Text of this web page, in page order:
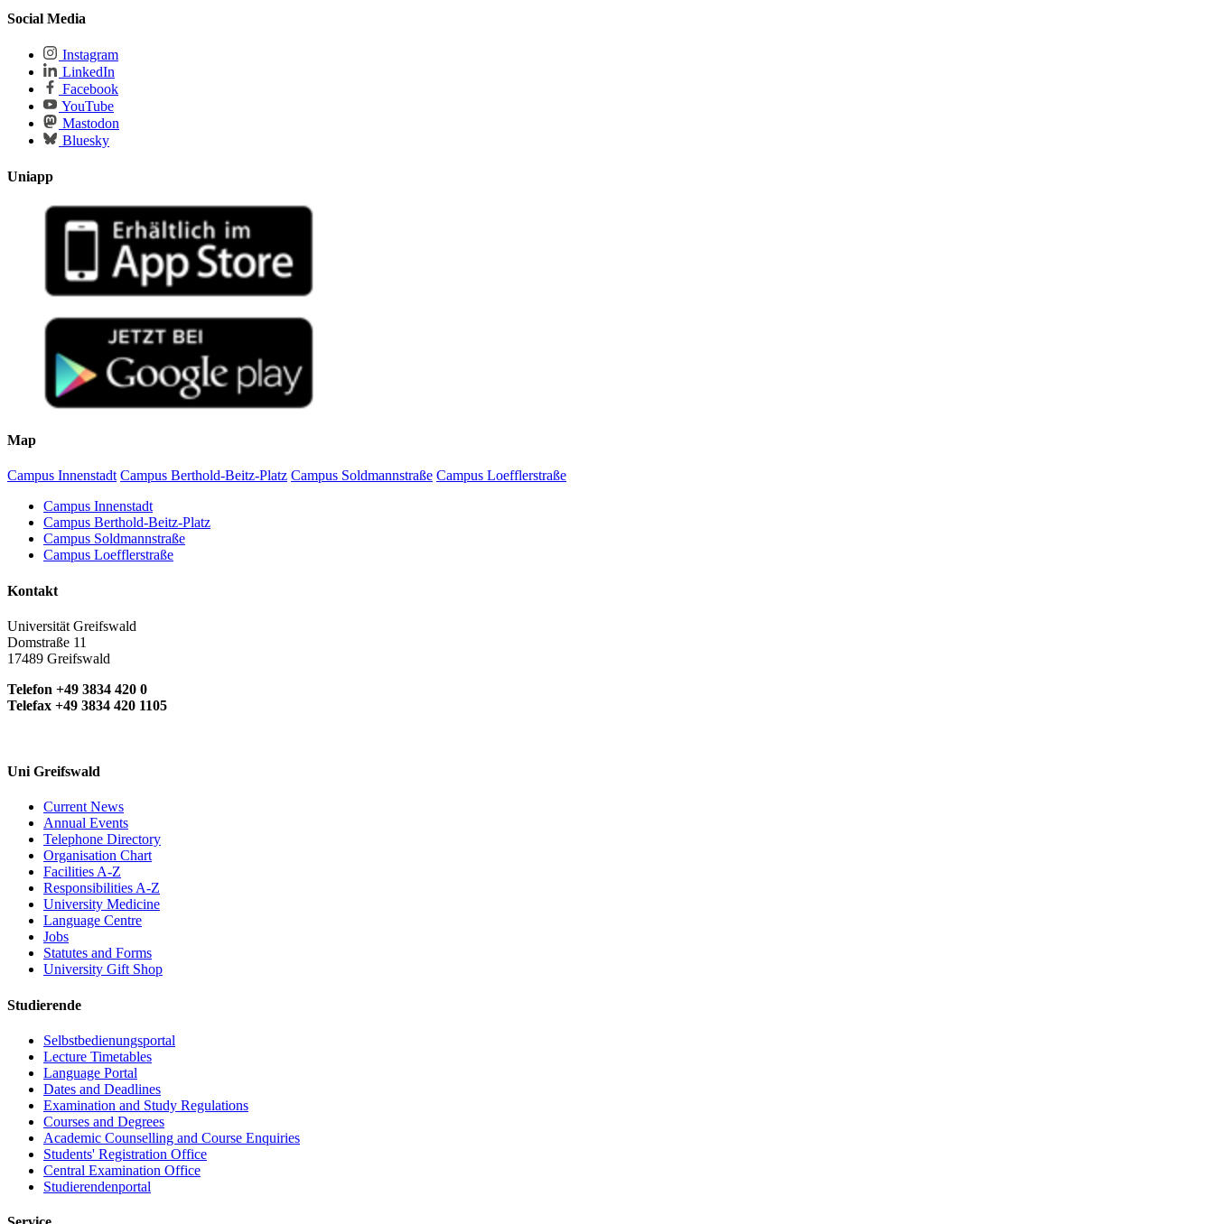
Social Media
Instagram
LinkedIn
Facebook
YouTube
Mastodon
Bluesky
Uniapp
Map
Campus Innenstadt Campus Berthold-Beitz-Platz Campus Soldmannstraße Campus Loefflerstraße
Campus Innenstadt
Campus Berthold-Beitz-Platz
Campus Soldmannstraße
Campus Loefflerstraße
Kontakt
Universität Greifswald
Domstraße 11
17489 Greifswald
Telefon +49 3834 420 0
Telefax +49 3834 420 1105
Uni Greifswald
Current News
Annual Events
Telephone Directory
Organisation Chart
Facilities A-Z
Responsibilities A-Z
University Medicine
Language Centre
Jobs
Statutes and Forms
University Gift Shop
Studierende
Selbstbedienungsportal
Lecture Timetables
Language Portal
Dates and Deadlines
Examination and Study Regulations
Courses and Degrees
Academic Counselling and Course Enquiries
Students' Registration Office
Central Examination Office
Studierendenportal